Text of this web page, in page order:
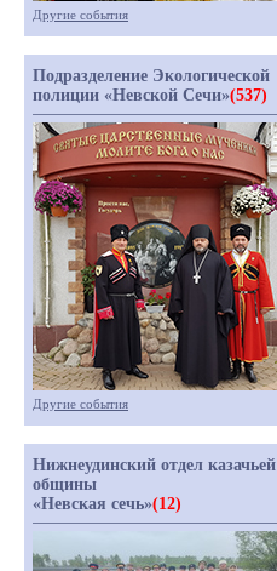
Другие события
Подразделение Экологической
полиции «Невской Сечи»(537)
Другие события
Нижнеудинский отдел казачьей
общины
«Невская сечь»(12)